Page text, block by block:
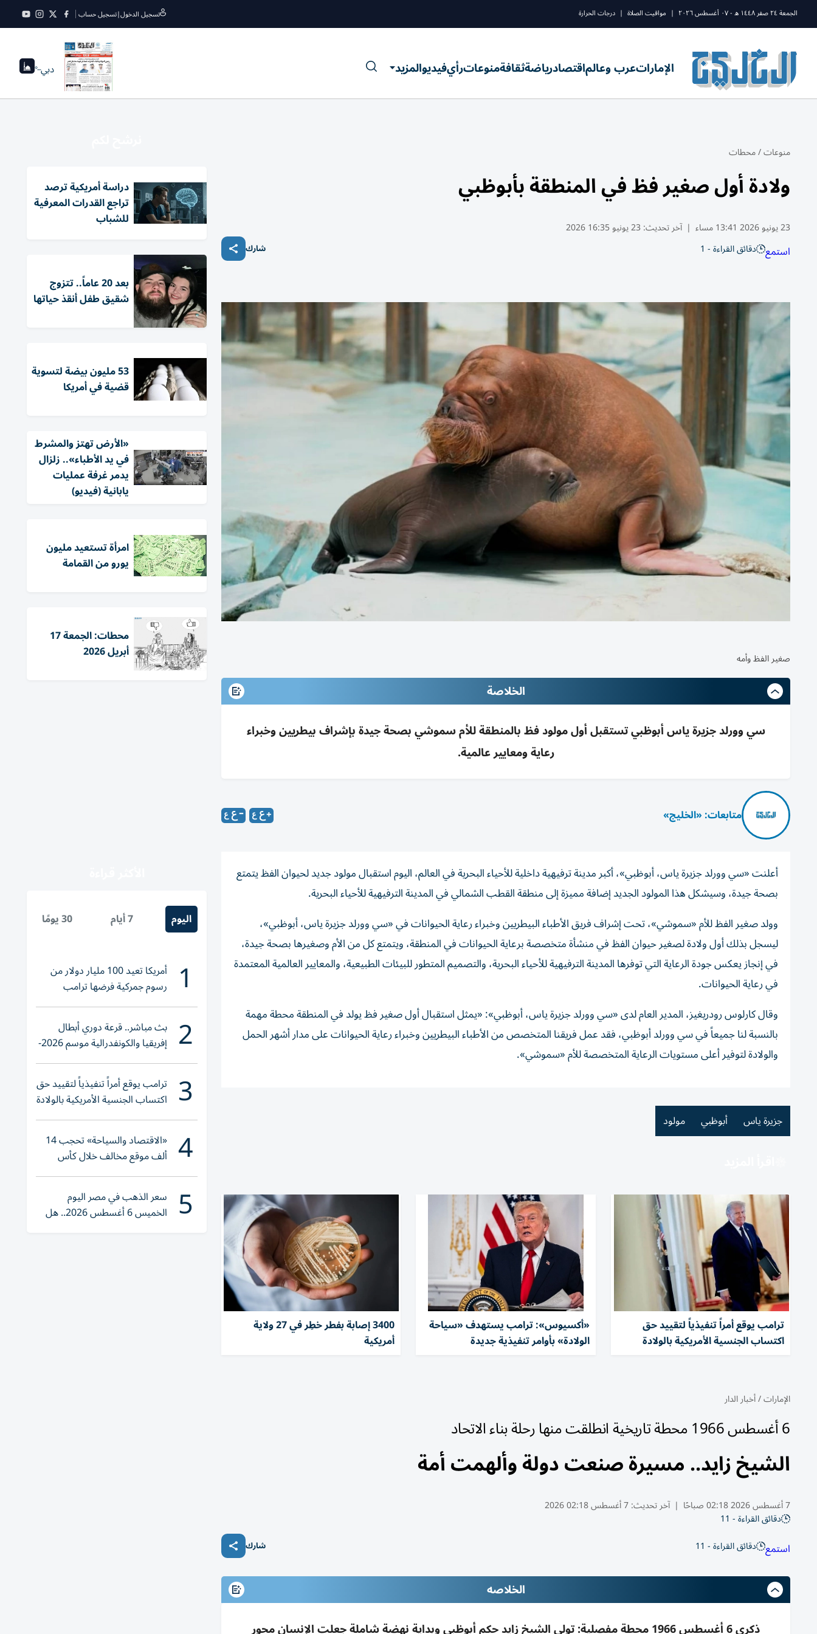
الجمعة ٢٤ صفر ١٤٤٨ ه - ٠٧ أغسطس ٢٠٢٦ | مواقيت الصلاة | درجات الحرارة تسجيل الدخول|تسجيل حساب
الإماراتعرب وعالماقتصادرياضةثقافةمنوعاترأيفيديوالمزيد دبي--°
منوعات/محطات
ولادة أول صغير فظ في المنطقة بأبوظبي
23 يونيو 2026 13:41 مساء | آخر تحديث: 23 يونيو 16:35 2026
استمع دقائق القراءة - 1 شارك
صغير الفظ وأمه
الخلاصة
سي وورلد جزيرة ياس أبوظبي تستقبل أول مولود فظ بالمنطقة للأم سموشي بصحة جيدة بإشراف بيطريين وخبراء
رعاية ومعايير عالمية.
متابعات: «الخليج»
أعلنت «سي وورلد جزيرة ياس، أبوظبي»، أكبر مدينة ترفيهية داخلية للأحياء البحرية في العالم، اليوم استقبال مولود جديد لحيوان الفظ يتمتع
بصحة جيدة، وسيشكل هذا المولود الجديد إضافة مميزة إلى منطقة القطب الشمالي في المدينة الترفيهية للأحياء البحرية.
وولد صغير الفظ للأم «سموشي»، تحت إشراف فريق الأطباء البيطريين وخبراء رعاية الحيوانات في «سي وورلد جزيرة ياس، أبوظبي»،
ليسجل بذلك أول ولادة لصغير حيوان الفظ في منشأة متخصصة برعاية الحيوانات في المنطقة، ويتمتع كل من الأم وصغيرها بصحة جيدة،
في إنجاز يعكس جودة الرعاية التي توفرها المدينة الترفيهية للأحياء البحرية، والتصميم المتطور للبيئات الطبيعية، والمعايير العالمية المعتمدة
في رعاية الحيوانات.
وقال كارلوس رودريغيز، المدير العام لدى «سي وورلد جزيرة ياس، أبوظبي»: «يمثل استقبال أول صغير فظ يولد في المنطقة محطة مهمة
بالنسبة لنا جميعاً في سي وورلد أبوظبي، فقد عمل فريقنا المتخصص من الأطباء البيطريين وخبراء رعاية الحيوانات على مدار أشهر الحمل
والولادة لتوفير أعلى مستويات الرعاية المتخصصة للأم «سموشي».
جزيرة ياس أبوظبي مولود
ترامب يوقع أمراً تنفيذياً لتقييد حق
اكتساب الجنسية الأمريكية بالولادة
«أكسيوس»: ترامب يستهدف «سياحة
الولادة» بأوامر تنفيذية جديدة
3400 إصابة بفطر خطِر في 27 ولاية
أمريكية
الإمارات/أخبار الدار
6 أغسطس 1966 محطة تاريخية انطلقت منها رحلة بناء الاتحاد
الشيخ زايد.. مسيرة صنعت دولة وألهمت أمة
7 أغسطس 2026 02:18 صباحًا | آخر تحديث:7 أغسطس 02:18 2026
دقائق القراءة - 11
استمع دقائق القراءة - 11 شارك
الخلاصه
ذكرى 6 أغسطس 1966 محطة مفصلية: تولي الشيخ زايد حكم أبوظبي وبداية نهضة شاملة جعلت الإنسان محور
دراسة أمريكية ترصد
تراجع القدرات المعرفية
للشباب
بعد 20 عاماً.. تتزوج
شقيق طفل أنقذ حياتها
53 مليون بيضة لتسوية
قضية في أمريكا
«الأرض تهتز والمشرط
في يد الأطباء».. زلزال
يدمر غرفة عمليات
يابانية (فيديو)
امرأة تستعيد مليون
يورو من القمامة
محطات: الجمعة 17
أبريل 2026
اليوم 7 أيام 30 يومًا
1 أمريكا تعيد 100 مليار دولار من
رسوم جمركية فرضها ترامب
2 بث مباشر.. قرعة دوري أبطال
إفريقيا والكونفدرالية موسم 2026-
2027
3 ترامب يوقع أمراً تنفيذياً لتقييد حق
اكتساب الجنسية الأمريكية بالولادة
4 «الاقتصاد والسياحة» تحجب 14
ألف موقع مخالف خلال كأس
العالم 2026
5 سعر الذهب في مصر اليوم
الخميس 6 أغسطس 2026.. هل